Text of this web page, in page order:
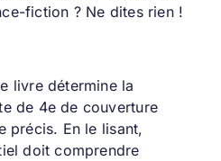
fiction ? Ne dites rien !
livre détermine la
de 4e de couverture
précis. En le lisant,
doit comprendre